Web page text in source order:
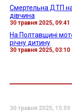
Смертельна ДТП на
дівчина
30 травня 2025, 09:41
На Полтавщині
річну дитину
30 травня 2025, 03:10
30 травня 2025, 15:59